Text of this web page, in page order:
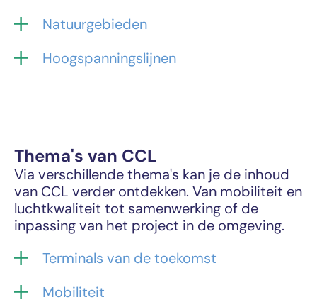
Natuurgebieden
Hoogspanningslijnen
Thema's van CCL
Via verschillende thema's kan je de inhoud
van CCL verder ontdekken. Van mobiliteit en
luchtkwaliteit tot samenwerking of de
inpassing van het project in de omgeving.
Terminals van de toekomst
Mobiliteit